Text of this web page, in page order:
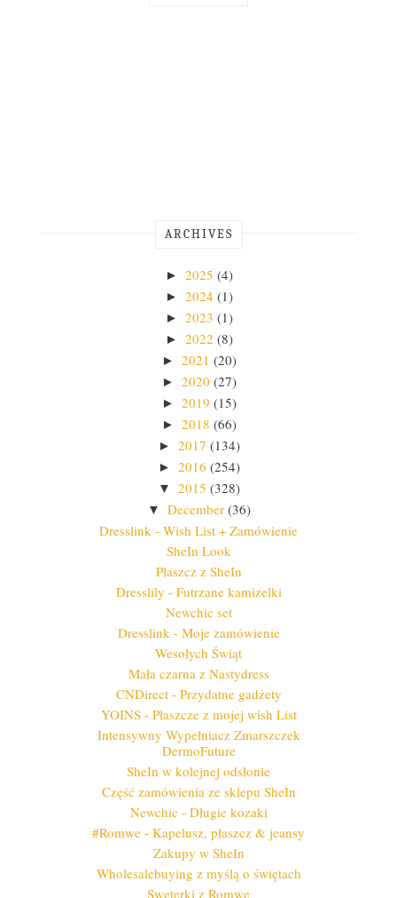
ARCHIVES
► 2025 (4)
► 2024 (1)
► 2023 (1)
► 2022 (8)
► 2021 (20)
► 2020 (27)
► 2019 (15)
► 2018 (66)
► 2017 (134)
► 2016 (254)
▼ 2015 (328)
▼ December (36)
Dresslink - Wish List + Zamówienie
SheIn Look
Płaszcz z SheIn
Dresslily - Futrzane kamizelki
Newchic set
Dresslink - Moje zamówienie
Wesołych Świąt
Mała czarna z Nastydress
CNDirect - Przydatne gadżety
YOINS - Płaszcze z mojej wish List
Intensywny Wypełniacz Zmarszczek
DermoFuture
SheIn w kolejnej odsłonie
Część zamówienia ze sklepu SheIn
Newchic - Długie kozaki
#Romwe - Kapelusz, płaszcz & jeansy
Zakupy w SheIn
Wholesalebuying z myślą o świętach
Sweterki z Romwe